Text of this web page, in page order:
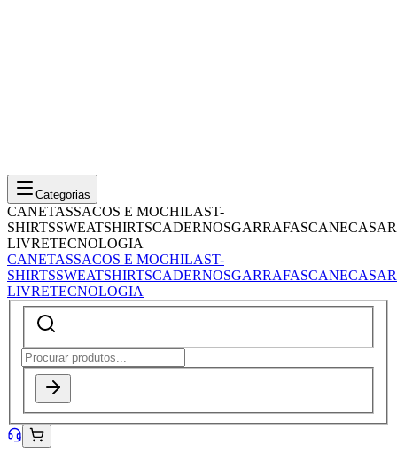
Categorias
CANETASSACOS E MOCHILAST-
SHIRTSSWEATSHIRTSCADERNOSGARRAFASCANECASAR
LIVRETECNOLOGIA
CANETASSACOS E MOCHILAST-
SHIRTSSWEATSHIRTSCADERNOSGARRAFASCANECASAR
LIVRETECNOLOGIA